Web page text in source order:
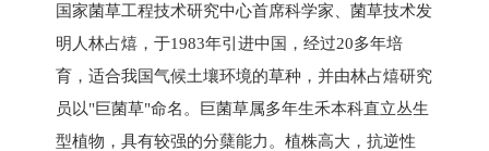
国家菌草工程技术研究中心首席科学家、菌草技术发
明人林占熺，于1983年引进中国，经过20多年培
育，适合我国气候土壤环境的草种，并由林占熺研究
员以"巨菌草"命名。巨菌草属多年生禾本科直立丛生
型植物，具有较强的分蘖能力。植株高大，抗逆性